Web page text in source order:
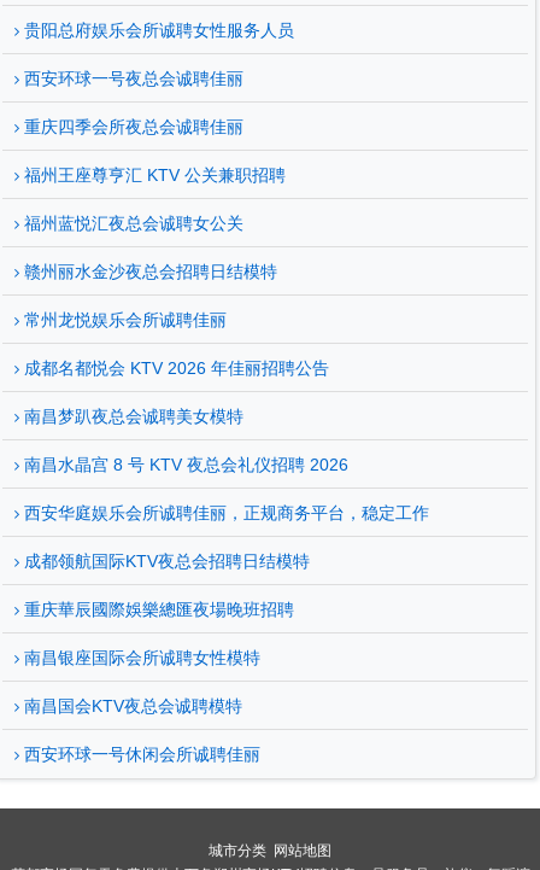
贵阳总府娱乐会所诚聘女性服务人员
西安环球一号夜总会诚聘佳丽
重庆四季会所夜总会诚聘佳丽
福州王座尊亨汇 KTV 公关兼职招聘
福州蓝悦汇夜总会诚聘女公关
赣州丽水金沙夜总会招聘日结模特
常州龙悦娱乐会所诚聘佳丽
成都名都悦会 KTV 2026 年佳丽招聘公告
南昌梦趴夜总会诚聘美女模特
南昌水晶宫 8 号 KTV 夜总会礼仪招聘 2026
西安华庭娱乐会所诚聘佳丽，正规商务平台，稳定工作
成都领航国际KTV夜总会招聘日结模特
重庆華辰國際娛樂總匯夜場晚班招聘
南昌银座国际会所诚聘女性模特
南昌国会KTV夜总会诚聘模特
西安环球一号休闲会所诚聘佳丽
城市分类 网站地图